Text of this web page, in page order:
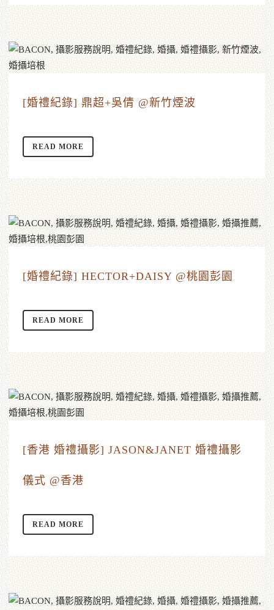
[婚禮紀錄] 鼎超+吳倩 @新竹煙波
READ MORE
[婚禮紀錄] HECTOR+DAISY @桃園彭園
READ MORE
[香港 婚禮攝影] JASON&JANET 婚禮攝影
儀式 @香港
READ MORE